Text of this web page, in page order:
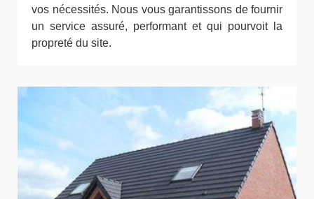
vos nécessités. Nous vous garantissons de fournir
un service assuré, performant et qui pourvoit la
propreté du site.